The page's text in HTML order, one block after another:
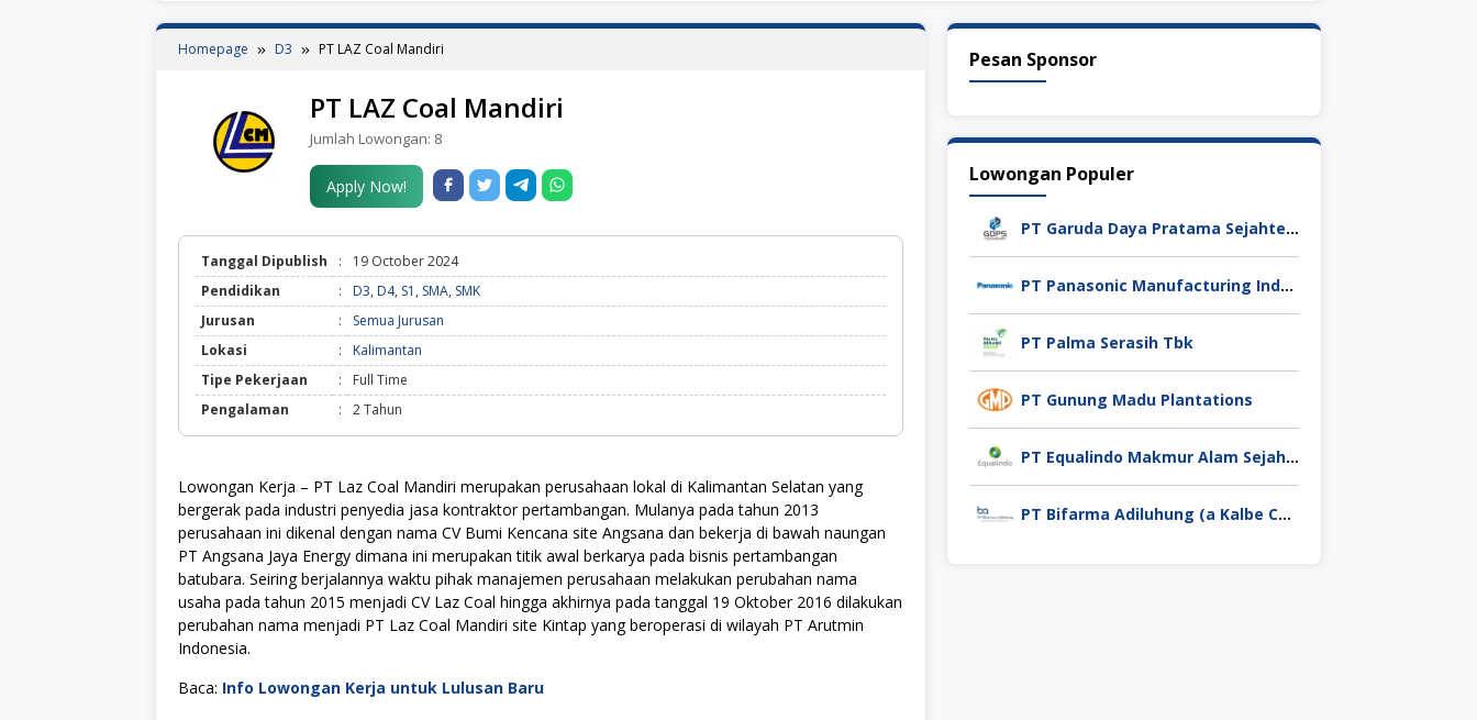
Homepage D3 PT LAZ Coal Mandiri
PT LAZ Coal Mandiri
Jumlah Lowongan: 8
Apply Now!
Tanggal Dipublish :
19 October 2024
Pendidikan
: D3, D4, S1 , SMA, SMK
Jurusan
:
Semua Jurusan
Lokasi
:
Kalimantan
Tipe Pekerjaan
:
Full Time
Pengalaman
: 2 Tahun
Lowongan Kerja – PT Laz Coal Mandiri merupakan perusahaan lokal di Kalimantan Selatan yang
bergerak pada industri penyedia jasa kontraktor pertambangan. Mulanya pada tahun 2013
perusahaan ini dikenal dengan nama CV Bumi Kencana site Angsana dan bekerja di bawah naungan
PT Angsana Jaya Energy dimana ini merupakan titik awal berkarya pada bisnis pertambangan
batubara. Seiring berjalannya waktu pihak manajemen perusahaan melakukan perubahan nama
usaha pada tahun 2015 menjadi CV Laz Coal hingga akhirnya pada tanggal 19 Oktober 2016 dilakukan
perubahan nama menjadi PT Laz Coal Mandiri site Kintap yang beroperasi di wilayah PT Arutmin
Indonesia.
Baca: Info Lowongan Kerja untuk Lulusan Baru
Pesan Sponsor
Lowongan Populer
PT Garuda Daya Pratama Sejahtera
PT Panasonic Manufacturing Indonesia
PT Palma Serasih Tbk
PT Gunung Madu Plantations
PT Equalindo Makmur Alam Sejahtera (Equalindo Group)
PT Bifarma Adiluhung (a Kalbe Company)